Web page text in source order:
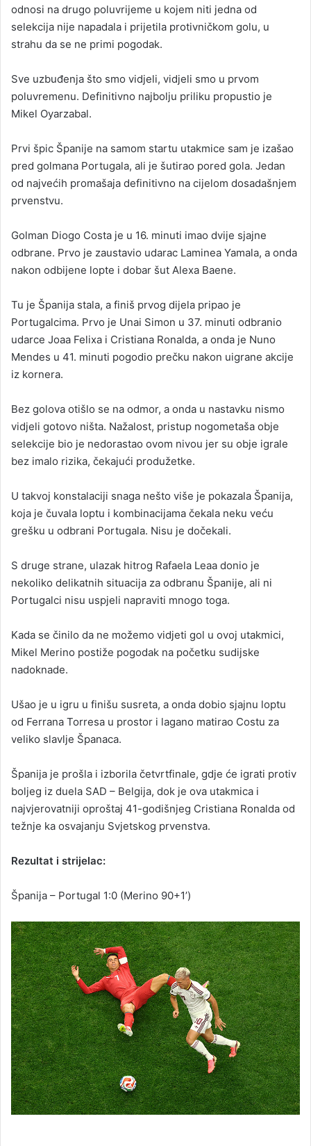
odnosi na drugo poluvrijeme u kojem niti jedna od
selekcija nije napadala i prijetila protivničkom golu, u
strahu da se ne primi pogodak.
Sve uzbuđenja što smo vidjeli, vidjeli smo u prvom
poluvremenu. Definitivno najbolju priliku propustio je
Mikel Oyarzabal.
Prvi špic Španije na samom startu utakmice sam je izašao
pred golmana Portugala, ali je šutirao pored gola. Jedan
od najvećih promašaja definitivno na cijelom dosadašnjem
prvenstvu.
Golman Diogo Costa je u 16. minuti imao dvije sjajne
odbrane. Prvo je zaustavio udarac Laminea Yamala, a onda
nakon odbijene lopte i dobar šut Alexa Baene.
Tu je Španija stala, a finiš prvog dijela pripao je
Portugalcima. Prvo je Unai Simon u 37. minuti odbranio
udarce Joaa Felixa i Cristiana Ronalda, a onda je Nuno
Mendes u 41. minuti pogodio prečku nakon uigrane akcije
iz kornera.
Bez golova otišlo se na odmor, a onda u nastavku nismo
vidjeli gotovo ništa. Nažalost, pristup nogometaša obje
selekcije bio je nedorastao ovom nivou jer su obje igrale
bez imalo rizika, čekajući produžetke.
U takvoj konstalaciji snaga nešto više je pokazala Španija,
koja je čuvala loptu i kombinacijama čekala neku veću
grešku u odbrani Portugala. Nisu je dočekali.
S druge strane, ulazak hitrog Rafaela Leaa donio je
nekoliko delikatnih situacija za odbranu Španije, ali ni
Portugalci nisu uspjeli napraviti mnogo toga.
Kada se činilo da ne možemo vidjeti gol u ovoj utakmici,
Mikel Merino postiže pogodak na početku sudijske
nadoknade.
Ušao je u igru u finišu susreta, a onda dobio sjajnu loptu
od Ferrana Torresa u prostor i lagano matirao Costu za
veliko slavlje Španaca.
Španija je prošla i izborila četvrtfinale, gdje će igrati protiv
boljeg iz duela SAD – Belgija, dok je ova utakmica i
najvjerovatniji oproštaj 41-godišnjeg Cristiana Ronalda od
težnje ka osvajanju Svjetskog prvenstva.
Rezultat i strijelac:
Španija – Portugal 1:0 (Merino 90+1’)